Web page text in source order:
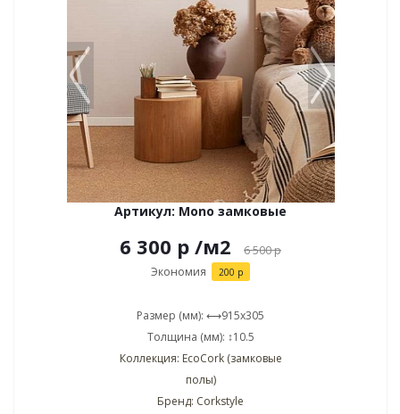
Артикул: Mono замковые
6 300 р /м2 6 500р
Экономия 200 р
Размер (мм): ⟷915x305
Толщина (мм): ↕10.5
Коллекция: EcoCork (замковые
полы)
Бренд: Corkstyle